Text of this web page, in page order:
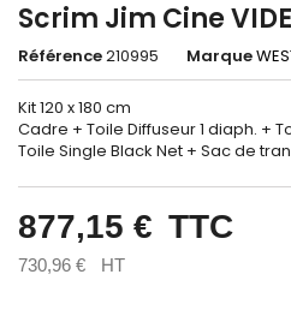
Scrim Jim Cine
Référence210995 Marque
Kit 120 x 180 cm
Cadre + Toile Diffuseur 1 diaph. +
Toile Single Black Net + Sac de
877,15 € TTC
730,96 € HT